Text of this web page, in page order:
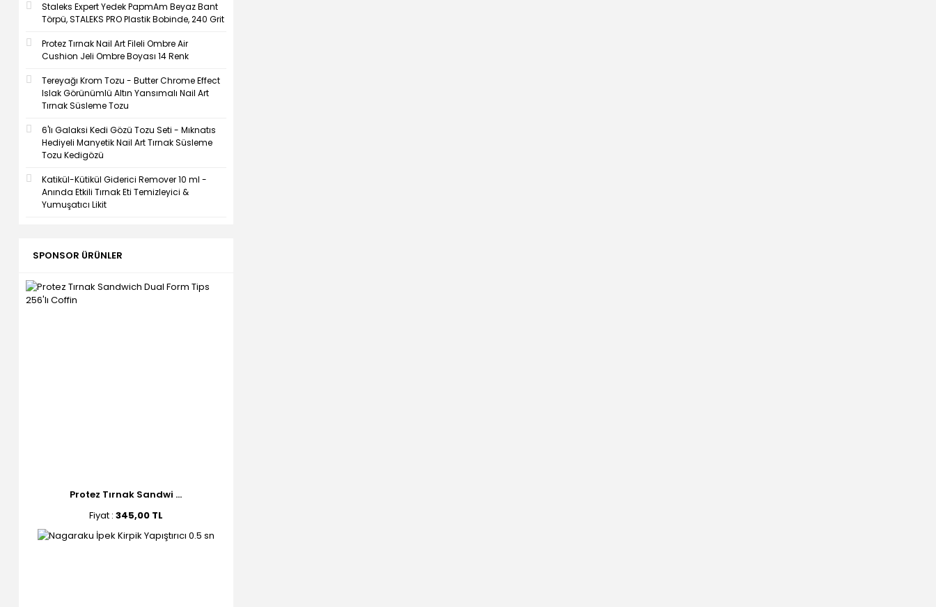
Staleks Expert Yedek PapmAm Beyaz Bant
Törpü, STALEKS PRO Plastik Bobinde, 240 Grit
Protez Tırnak Nail Art Fileli Ombre Air
Cushion Jeli Ombre Boyası 14 Renk
Tereyağı Krom Tozu - Butter Chrome Effect
Islak Görünümlü Altın Yansımalı Nail Art
Tırnak Süsleme Tozu
6'lı Galaksi Kedi Gözü Tozu Seti - Mıknatıs
Hediyeli Manyetik Nail Art Tırnak Süsleme
Tozu Kedigözü
Katikül-Kütikül Giderici Remover 10 ml -
Anında Etkili Tırnak Eti Temizleyici &
Yumuşatıcı Likit
SPONSOR ÜRÜNLER
Protez Tırnak Sandwi ...
Fiyat : 345,00 TL